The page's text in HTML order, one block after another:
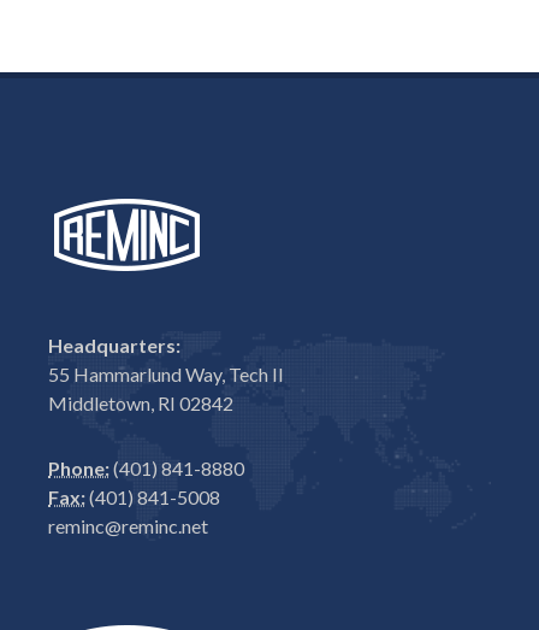
Headquarters:
55 Hammarlund Way, Tech II
Middletown, RI 02842
Phone:(401) 841-8880
Fax:(401) 841-5008
reminc@reminc.net